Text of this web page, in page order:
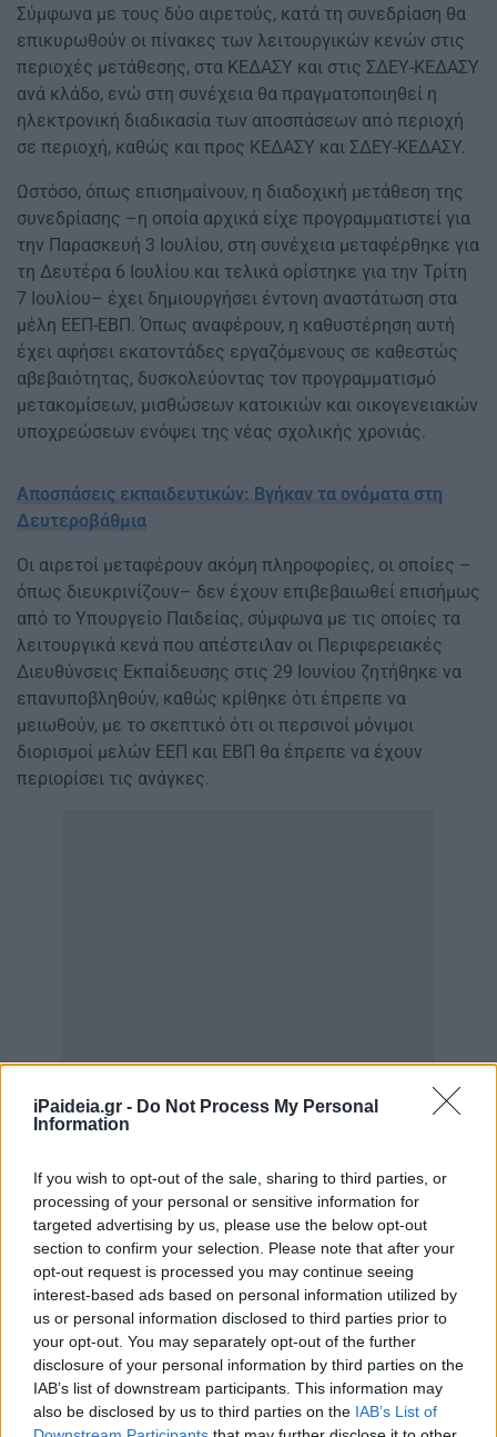
iPaideia.gr - Do Not Process My Personal
Information
If you wish to opt-out of the sale, sharing to third parties, or
processing of your personal or sensitive information for
targeted advertising by us, please use the below opt-out
section to confirm your selection. Please note that after your
opt-out request is processed you may continue seeing
interest-based ads based on personal information utilized by
us or personal information disclosed to third parties prior to
your opt-out. You may separately opt-out of the further
disclosure of your personal information by third parties on the
IAB’s list of downstream participants. This information may
also be disclosed by us to third parties on the IAB’s List of
Σύμφωνα με τους δύο αιρετούς, κατά τη συνεδρίαση θα
επικυρωθούν οι πίνακες των λειτουργικών κενών στις
περιοχές μετάθεσης, στα ΚΕΔΑΣΥ και στις ΣΔΕΥ-ΚΕΔΑΣΥ
ανά κλάδο, ενώ στη συνέχεια θα πραγματοποιηθεί η
ηλεκτρονική διαδικασία των αποσπάσεων από περιοχή
σε περιοχή, καθώς και προς ΚΕΔΑΣΥ και ΣΔΕΥ-ΚΕΔΑΣΥ.
Ωστόσο, όπως επισημαίνουν, η διαδοχική μετάθεση της
συνεδρίασης –η οποία αρχικά είχε προγραμματιστεί για
την Παρασκευή 3 Ιουλίου, στη συνέχεια μεταφέρθηκε για
τη Δευτέρα 6 Ιουλίου και τελικά ορίστηκε για την Τρίτη
7 Ιουλίου– έχει δημιουργήσει έντονη αναστάτωση στα
μέλη ΕΕΠ-ΕΒΠ. Όπως αναφέρουν, η καθυστέρηση αυτή
έχει αφήσει εκατοντάδες εργαζόμενους σε καθεστώς
αβεβαιότητας, δυσκολεύοντας τον προγραμματισμό
μετακομίσεων, μισθώσεων κατοικιών και οικογενειακών
υποχρεώσεων ενόψει της νέας σχολικής χρονιάς.
Αποσπάσεις εκπαιδευτικών: Βγήκαν τα ονόματα στη
Δευτεροβάθμια
Οι αιρετοί μεταφέρουν ακόμη πληροφορίες, οι οποίες –
όπως διευκρινίζουν– δεν έχουν επιβεβαιωθεί επισήμως
από το Υπουργείο Παιδείας, σύμφωνα με τις οποίες τα
λειτουργικά κενά που απέστειλαν οι Περιφερειακές
Διευθύνσεις Εκπαίδευσης στις 29 Ιουνίου ζητήθηκε να
επανυποβληθούν, καθώς κρίθηκε ότι έπρεπε να
μειωθούν, με το σκεπτικό ότι οι περσινοί μόνιμοι
διορισμοί μελών ΕΕΠ και ΕΒΠ θα έπρεπε να έχουν
περιορίσει τις ανάγκες.